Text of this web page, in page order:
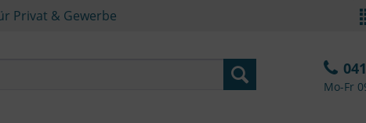
Privat & Gewerbe
Mo-Fr